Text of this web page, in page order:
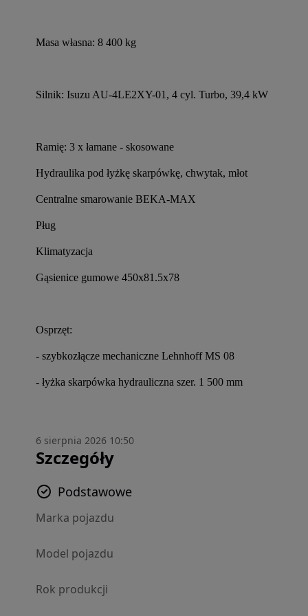
Masa własna: 8 400 kg
Silnik: Isuzu AU-4LE2XY-01, 4 cyl. Turbo, 39,4 kW
Ramię: 3 x łamane - skosowane
Hydraulika pod łyżkę skarpówkę, chwytak, młot
Centralne smarowanie BEKA-MAX
Pług
Klimatyzacja
Gąsienice gumowe 450x81.5x78
Osprzęt:
- szybkozłącze mechaniczne Lehnhoff MS 08
- łyżka skarpówka hydrauliczna szer. 1 500 mm
6 sierpnia 2026 10:50
Szczegóły
Podstawowe
Marka pojazdu
Model pojazdu
Rok produkcji